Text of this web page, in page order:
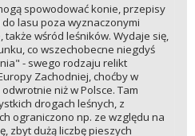
spowodować konie, przepisy
lasu poza wyznaczonymi
wśród leśników. Wydaje się,
co wszechobecne niegdyś
- swego rodzaju relikt
Zachodniej, choćby w
niż w Polsce. Tam
drogach leśnych, z
ograniczono np. ze względu na
zbyt dużą liczbę pieszych